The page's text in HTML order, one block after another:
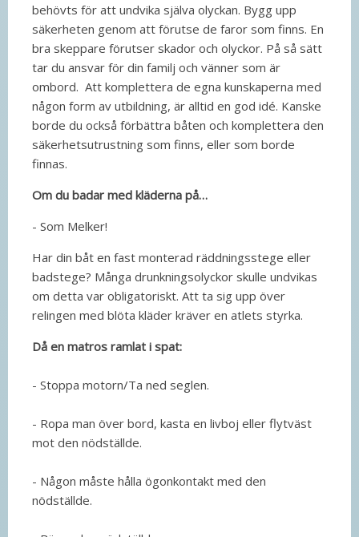
behövts för att undvika själva olyckan. Bygg upp
säkerheten genom att förutse de faror som finns. En
bra skeppare förutser skador och olyckor. På så sätt
tar du ansvar för din familj och vänner som är
ombord. Att komplettera de egna kunskaperna med
någon form av utbildning, är alltid en god idé. Kanske
borde du också förbättra båten och komplettera den
säkerhetsutrustning som finns, eller som borde
finnas.
Om du badar med kläderna på…
- Som Melker!
Har din båt en fast monterad räddningsstege eller
badstege? Många drunkningsolyckor skulle undvikas
om detta var obligatoriskt. Att ta sig upp över
relingen med blöta kläder kräver en atlets styrka.
Då en matros ramlat i spat:
- Stoppa motorn/Ta ned seglen.
- Ropa man över bord, kasta en livboj eller flytväst
mot den nödställde.
- Någon måste hålla ögonkontakt med den
nödställde.